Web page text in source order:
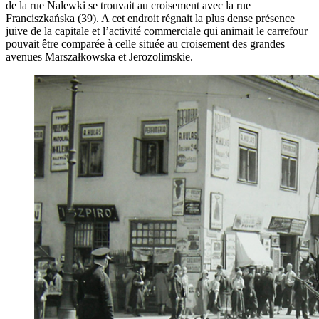
de la rue Nalewki se trouvait au croisement avec la rue
Franciszkańska (39). A cet endroit régnait la plus dense présence
juive de la capitale et l’activité commerciale qui animait le carrefour
pouvait être comparée à celle située au croisement des grandes
avenues Marszałkowska et Jerozolimskie.